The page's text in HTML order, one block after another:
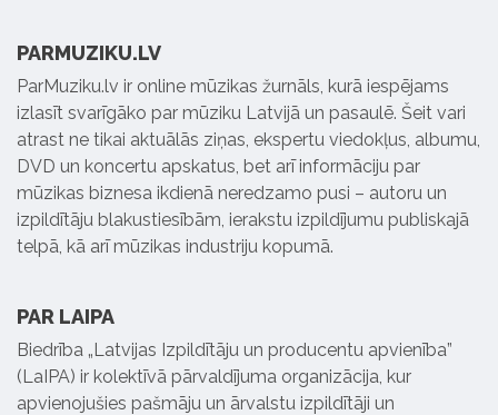
PARMUZIKU.LV
ParMuziku.lv ir online mūzikas žurnāls, kurā iespējams
izlasīt svarīgāko par mūziku Latvijā un pasaulē. Šeit vari
atrast ne tikai aktuālās ziņas, ekspertu viedokļus, albumu,
DVD un koncertu apskatus, bet arī informāciju par
mūzikas biznesa ikdienā neredzamo pusi – autoru un
izpildītāju blakustiesībām, ierakstu izpildījumu publiskajā
telpā, kā arī mūzikas industriju kopumā.
PAR LAIPA
Biedrība „Latvijas Izpildītāju un producentu apvienība”
(LaIPA) ir kolektīvā pārvaldījuma organizācija, kur
apvienojušies pašmāju un ārvalstu izpildītāji un